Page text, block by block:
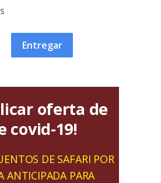
Entregar
oferta de
covid-19!
DE SAFARI POR
ANTICIPADA PARA